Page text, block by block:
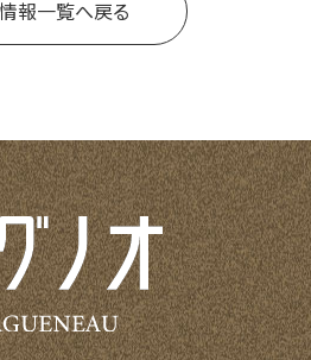
報一覧へ戻る